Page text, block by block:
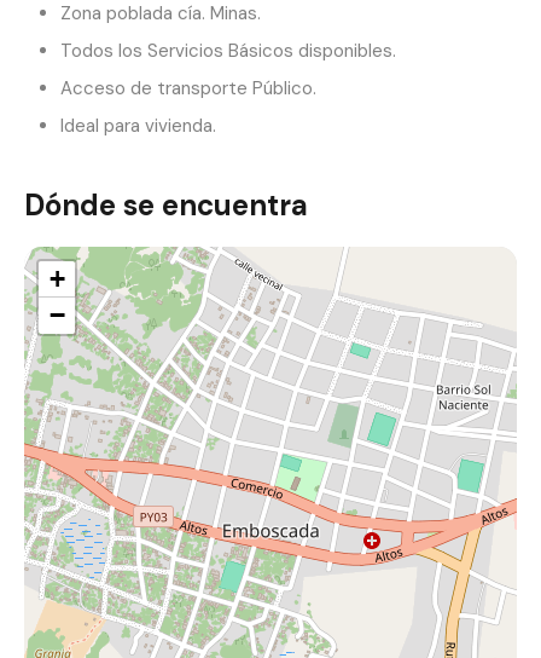
Zona poblada cía. Minas.
Todos los Servicios Básicos disponibles.
Acceso de transporte Público.
Ideal para vivienda.
Dónde se encuentra
+
−